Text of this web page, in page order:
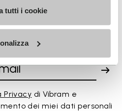
tutti i cookie
Privacy di Vibram e
dei miei dati personali